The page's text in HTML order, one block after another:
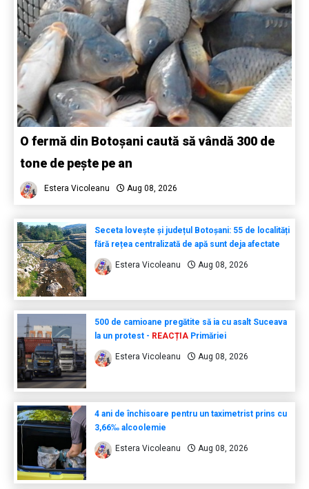
O fermă din Botoșani caută să vândă 300 de
tone de pește pe an
Estera Vicoleanu Aug 08, 2026
Seceta lovește și județul Botoșani: 55 de localități
fără rețea centralizată de apă sunt deja afectate
Estera Vicoleanu Aug 08, 2026
500 de camioane pregătite să ia cu asalt Suceava
la un protest - REACȚIAPrimăriei
Estera Vicoleanu Aug 08, 2026
4 ani de închisoare pentru un taximetrist prins cu
3,66‰ alcoolemie
Estera Vicoleanu Aug 08, 2026